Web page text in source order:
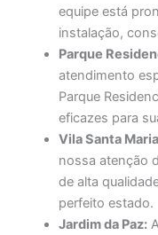
equipe está
instalação,
Parque
atendimento
Parque
eficazes para
Vila Santa
nossa atenção
de alta
perfeito estado.
Jardim da Paz: